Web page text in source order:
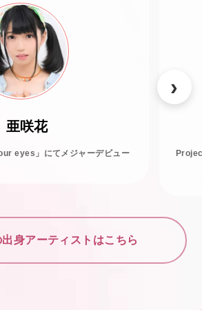
亜咲花
eyes」にてメジャーデビュー
身アーティストはこちら